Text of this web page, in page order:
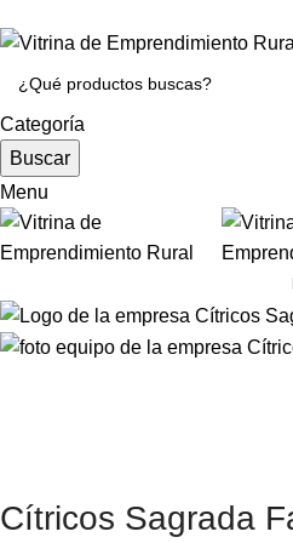
Categoría
Buscar
Menu
Cítricos Sagrada